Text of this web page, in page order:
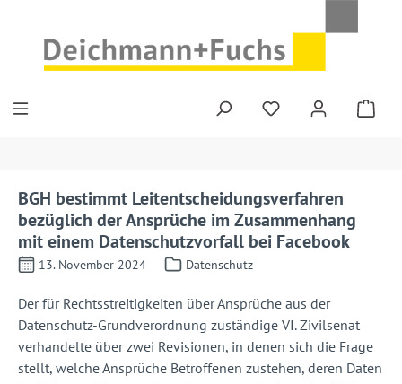
BGH bestimmt Leitentscheidungsverfahren
bezüglich der Ansprüche im Zusammenhang
mit einem Datenschutzvorfall bei Facebook
13. November 2024 Datenschutz
Der für Rechtsstreitigkeiten über Ansprüche aus der
Datenschutz-Grundverordnung zuständige VI. Zivilsenat
verhandelte über zwei Revisionen, in denen sich die Frage
stellt, welche Ansprüche Betroffenen zustehen, deren Daten